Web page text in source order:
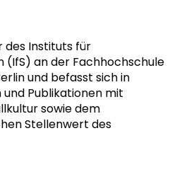
des Instituts für
(IfS) an der Fachhochschule
und befasst sich in
Publikationen mit
sowie dem
Stellenwert des